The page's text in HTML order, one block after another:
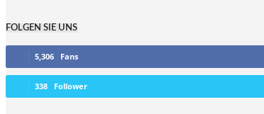
FOLGEN SIE UNS
5,306 Fans
338 Follower